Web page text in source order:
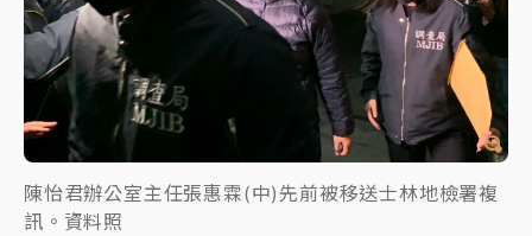
陳怡君辦公室主任張惠霖(中)先前被移送士林地檢署複
訊。資料照